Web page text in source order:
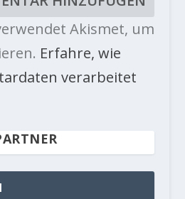
Akismet, um
Erfahre, wie
verarbeitet